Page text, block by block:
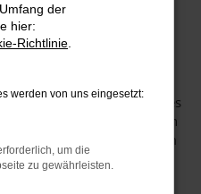
dauerhaft erstklassige
Tageszulassung handelt es
hier erhalten Sie einen
Wer in Pforzheim
Fahrzeug ist, steigt mit
günstig ein und braucht
der
hier:
Richtlinie
werden von uns eingesetzt:
um die
zu gewährleisten.